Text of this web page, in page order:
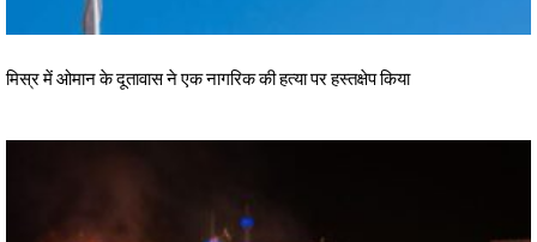
मिस्र में ओमान के दूतावास ने एक नागरिक की हत्या पर हस्तक्षेप किया